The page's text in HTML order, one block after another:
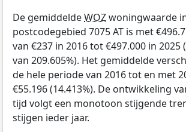
De gemiddeldeWOZwoningwaarde
postcodegebied 7075 AT is met
van €237 in 2016 tot €497.000 in 2025
van 209.605%). Het gemiddelde
de hele periode van 2016 tot en met
€55.196 (14.413%). De ontwikkeling
tijd volgt een monotoon stijgende
stijgen ieder jaar.